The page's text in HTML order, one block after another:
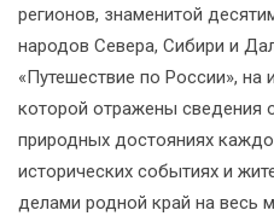
регионов, знаменитой
народов Севера, Сибири и
«Путешествие по России»,
которой отражены сведения
природных достояниях
исторических событиях и
делами родной край на весь